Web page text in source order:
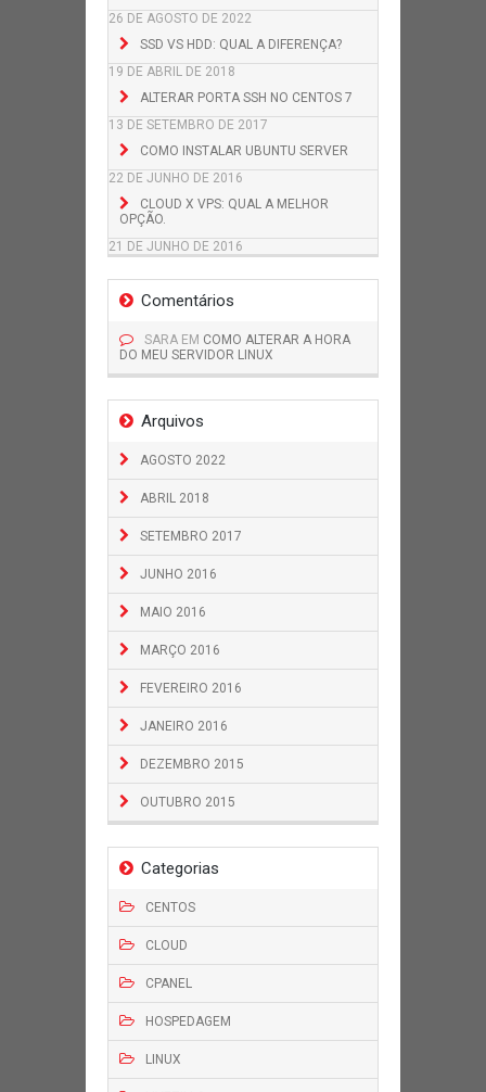
26 DE AGOSTO DE 2022
SSD VS HDD: QUAL A DIFERENÇA?
19 DE ABRIL DE 2018
ALTERAR PORTA SSH NO CENTOS 7
13 DE SETEMBRO DE 2017
COMO INSTALAR UBUNTU SERVER
22 DE JUNHO DE 2016
CLOUD X VPS: QUAL A MELHOR
OPÇÃO.
21 DE JUNHO DE 2016
Comentários
SARA EM COMO ALTERAR A HORA
DO MEU SERVIDOR LINUX
Arquivos
AGOSTO 2022
ABRIL 2018
SETEMBRO 2017
JUNHO 2016
MAIO 2016
MARÇO 2016
FEVEREIRO 2016
JANEIRO 2016
DEZEMBRO 2015
OUTUBRO 2015
Categorias
CENTOS
CLOUD
CPANEL
HOSPEDAGEM
LINUX